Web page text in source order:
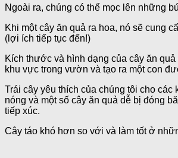
Ngoài ra, chúng có thể mọc lên những
Khi một cây ăn quả ra hoa, nó sẽ cung
(lợi ích tiếp tục đến!)
Kích thước và hình dạng của cây ăn
khu vực trong vườn và tạo ra một con
Trái cây yêu thích của chúng tôi cho
nóng và một số cây ăn quả dễ bị đóng
tiếp xúc.
Cây táo khó hơn so với và làm tốt ở